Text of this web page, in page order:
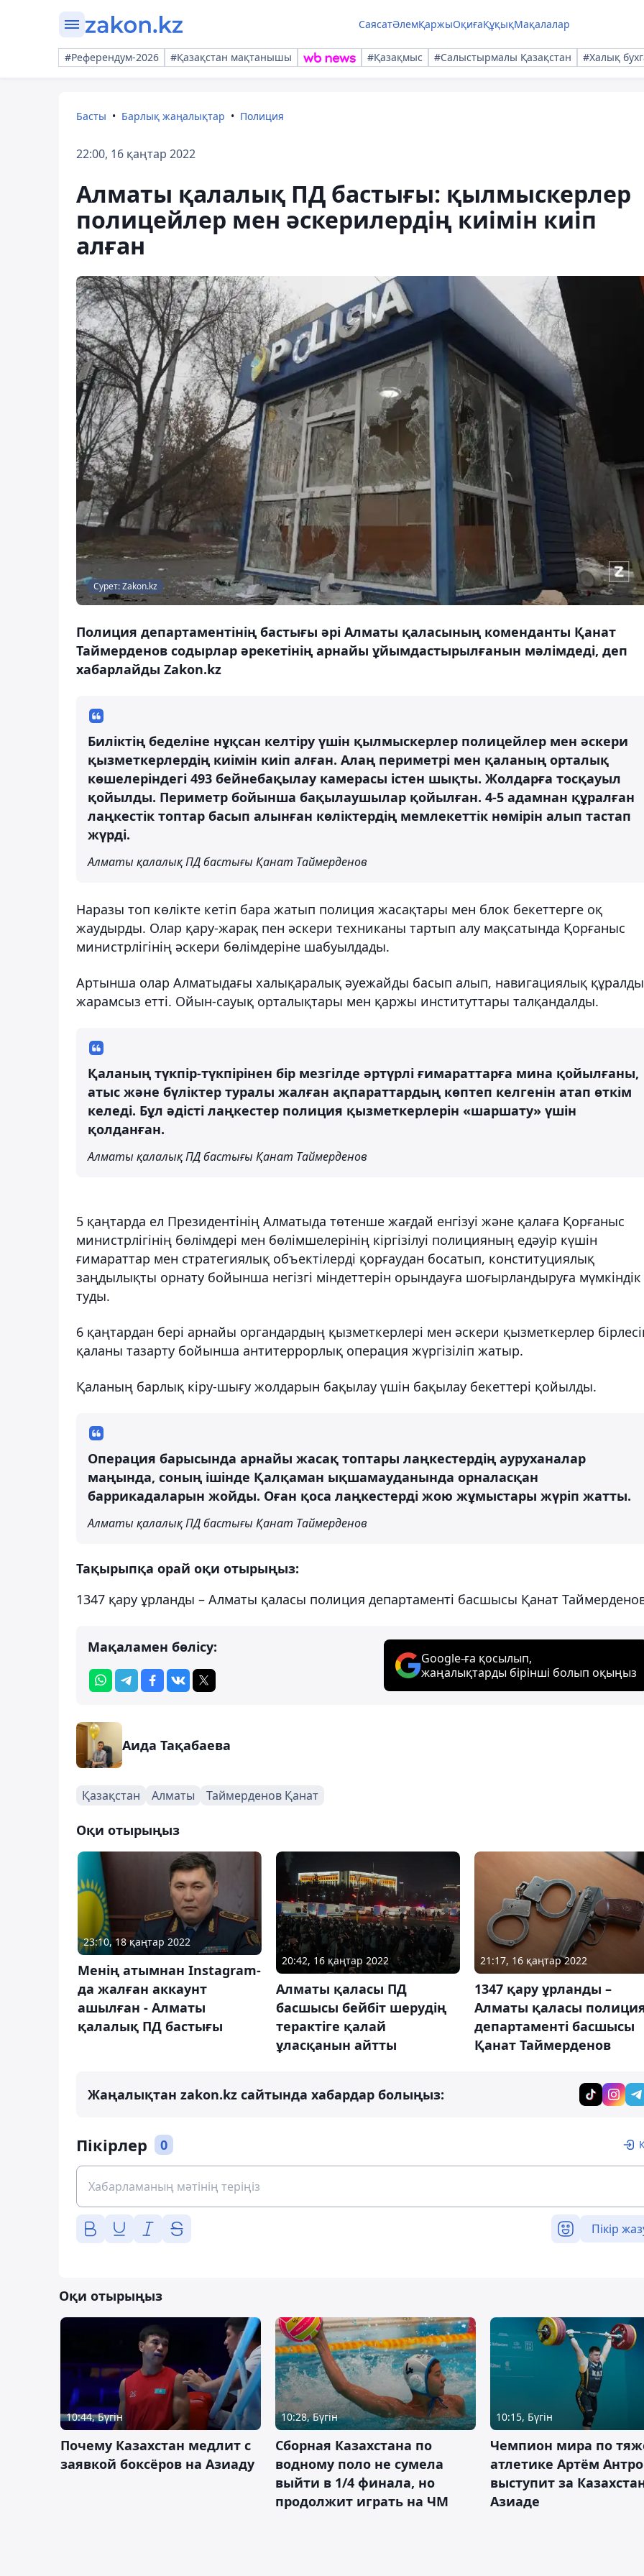
СаясатӘлемҚаржыОқиғаҚұқықМақалалар
#Референдум-2026 #Қазақстан мақтанышы #Қазақмыс #Салыстырмалы Қазақстан #Халық
Басты Барлық жаңалықтар Полиция
22:00, 16 қаңтар 2022
Алматы қалалық ПД бастығы: қылмыскерлер
полицейлер мен әскерилердің киімін киіп
алған
Сурет: Zakon.kz
Полиция департаментінің бастығы әрі Алматы қаласының коменданты Қанат
Таймерденов содырлар әрекетінің арнайы ұйымдастырылғанын мәлімдеді, деп
хабарлайды Zakon.kz
Биліктің беделіне нұқсан келтіру үшін қылмыскерлер полицейлер мен әскери
қызметкерлердің киімін киіп алған. Алаң периметрі мен қаланың орталық
көшелеріндегі 493 бейнебақылау камерасы істен шықты. Жолдарға тосқауыл
қойылды. Периметр бойынша бақылаушылар қойылған. 4-5 адамнан құралған
лаңкестік топтар басып алынған көліктердің мемлекеттік нөмірін алып тастап
жүрді.
Алматы қалалық ПД бастығы Қанат Таймерденов
Наразы топ көлікте кетіп бара жатып полиция жасақтары мен блок бекеттерге оқ
жаудырды. Олар қару-жарақ пен әскери техниканы тартып алу мақсатында Қорғаныс
министрлігінің әскери бөлімдеріне шабуылдады.
Артынша олар Алматыдағы халықаралық әуежайды басып алып, навигациялық құралды
жарамсыз етті. Ойын-сауық орталықтары мен қаржы институттары талқандалды.
Қаланың түкпір-түкпірінен бір мезгілде әртүрлі ғимараттарға мина қойылғаны,
атыс және бүліктер туралы жалған ақпараттардың көптеп келгенін атап өткім
келеді. Бұл әдісті лаңкестер полиция қызметкерлерін «шаршату» үшін
қолданған.
Алматы қалалық ПД бастығы Қанат Таймерденов
5 қаңтарда ел Президентінің Алматыда төтенше жағдай енгізуі және қалаға Қорғаныс
министрлігінің бөлімдері мен бөлімшелерінің кіргізілуі полицияның едәуір күшін
ғимараттар мен стратегиялық объектілерді қорғаудан босатып, конституциялық
заңдылықты орнату бойынша негізгі міндеттерін орындауға шоғырландыруға мүмкіндік
туды.
6 қаңтардан бері арнайы органдардың қызметкерлері мен әскери қызметкерлер
қаланы тазарту бойынша антитеррорлық операция жүргізіліп жатыр.
Қаланың барлық кіру-шығу жолдарын бақылау үшін бақылау бекеттері қойылды.
Операция барысында арнайы жасақ топтары лаңкестердің ауруханалар
маңында, соның ішінде Қалқаман ықшамауданында орналасқан
баррикадаларын жойды. Оған қоса лаңкестерді жою жұмыстары жүріп жатты.
Алматы қалалық ПД бастығы Қанат Таймерденов
Тақырыпқа орай оқи отырыңыз:
1347 қару ұрланды – Алматы қаласы полиция департаменті басшысы Қанат
Мақаламен бөлісу:
Google-ға қосылып,
жаңалықтарды бірінші болып оқыңыз
Аида Тақабаева
Қазақстан Алматы Таймерденов Қанат
Оқи отырыңыз
23:10, 18 қаңтар 2022
Менің атымнан Instagram-
да жалған аккаунт
ашылған - Алматы
қалалық ПД бастығы
20:42, 16 қаңтар 2022
Алматы қаласы ПД
басшысы бейбіт шерудің
терактіге қалай
ұласқанын айтты
21:17, 16 қаңтар 2022
1347 қару ұрланды –
Алматы қаласы
департаменті басшысы
Қанат Таймерденов
Жаңалықтан zakon.kz сайтында хабардар болыңыз:
Пікірлер 0
Пікір
Оқи отырыңыз
10:44, Бүгін
Почему Казахстан медлит с
заявкой боксёров на Азиаду
10:28, Бүгін
Сборная Казахстана по
водному поло не сумела
выйти в 1/4 финала, но
продолжит играть на ЧМ
10:15, Бүгін
Чемпион мира по
атлетике Артём
выступит за
Азиаде